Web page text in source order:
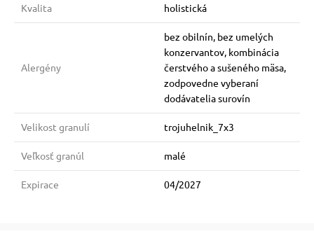
Kvalita holistická
Alergény
bez obilnín, bez umelých
konzervantov, kombinácia
čerstvého a sušeného mäsa,
zodpovedne vyberaní
dodávatelia surovín
Velikost granulí trojuhelnik_7x3
Veľkosť granúl malé
Expirace 04/2027